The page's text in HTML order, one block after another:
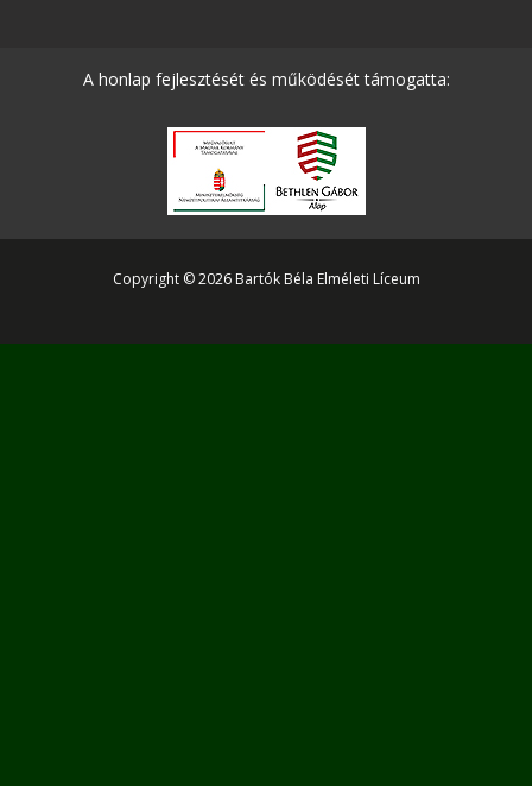
A honlap fejlesztését és működését támogatta:
Copyright © 2026 Bartók Béla Elméleti Líceum